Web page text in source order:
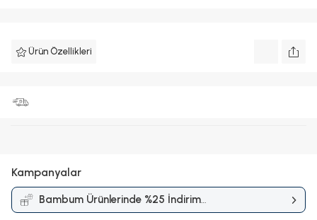
Ürün Özellikleri
Kampanyalar
Bambum Ürünlerinde %25 İndirim
Kampanyası
%5